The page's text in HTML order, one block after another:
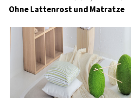
Ohne Lattenrost und Matratze